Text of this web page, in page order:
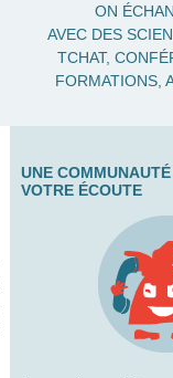
ON
AVEC DES
TCHAT,
FORMATIONS,
UNE
VOTRE ÉCOUTE